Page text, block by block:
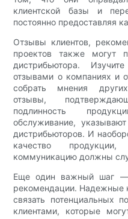
клиентской базы и
постоянно предоставляя
Отзывы клиентов,
проектов также могут
дистрибьютора.
отзывами о компаниях и
собрать мнения
отзывы,
подлинность
обслуживание,
дистрибьюторов. И
качество
коммуникацию должны
Еще один важный шаг —
рекомендации. Надежные
связать потенциальных
клиентами, которые